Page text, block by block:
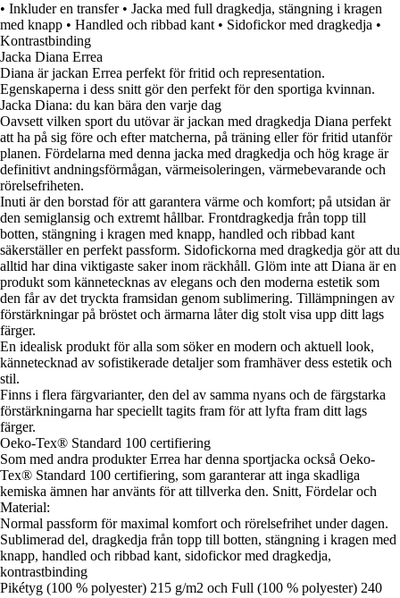
• Inkluder en transfer • Jacka med full dragkedja, stängning i kragen
med knapp • Handled och ribbad kant • Sidofickor med dragkedja •
Kontrastbinding
Jacka Diana Errea
Diana är jackan Errea perfekt för fritid och representation.
Egenskaperna i dess snitt gör den perfekt för den sportiga kvinnan.
Jacka Diana: du kan bära den varje dag
Oavsett vilken sport du utövar är jackan med dragkedja Diana perfekt
att ha på sig före och efter matcherna, på träning eller för fritid utanför
planen. Fördelarna med denna jacka med dragkedja och hög krage är
definitivt andningsförmågan, värmeisoleringen, värmebevarande och
rörelsefriheten.
Inuti är den borstad för att garantera värme och komfort; på utsidan är
den semiglansig och extremt hållbar. Frontdragkedja från topp till
botten, stängning i kragen med knapp, handled och ribbad kant
säkerställer en perfekt passform. Sidofickorna med dragkedja gör att du
alltid har dina viktigaste saker inom räckhåll. Glöm inte att Diana är en
produkt som kännetecknas av elegans och den moderna estetik som
den får av det tryckta framsidan genom sublimering. Tillämpningen av
förstärkningar på bröstet och ärmarna låter dig stolt visa upp ditt lags
färger.
En idealisk produkt för alla som söker en modern och aktuell look,
kännetecknad av sofistikerade detaljer som framhäver dess estetik och
stil.
Finns i flera färgvarianter, den del av samma nyans och de färgstarka
förstärkningarna har speciellt tagits fram för att lyfta fram ditt lags
färger.
Oeko-Tex® Standard 100 certifiering
Som med andra produkter Errea har denna sportjacka också Oeko-
Tex® Standard 100 certifiering, som garanterar att inga skadliga
kemiska ämnen har använts för att tillverka den. Snitt, Fördelar och
Material:
Normal passform för maximal komfort och rörelsefrihet under dagen.
Sublimerad del, dragkedja från topp till botten, stängning i kragen med
knapp, handled och ribbad kant, sidofickor med dragkedja,
kontrastbinding
Pikétyg (100 % polyester) 215 g/m2 och Full (100 % polyester) 240